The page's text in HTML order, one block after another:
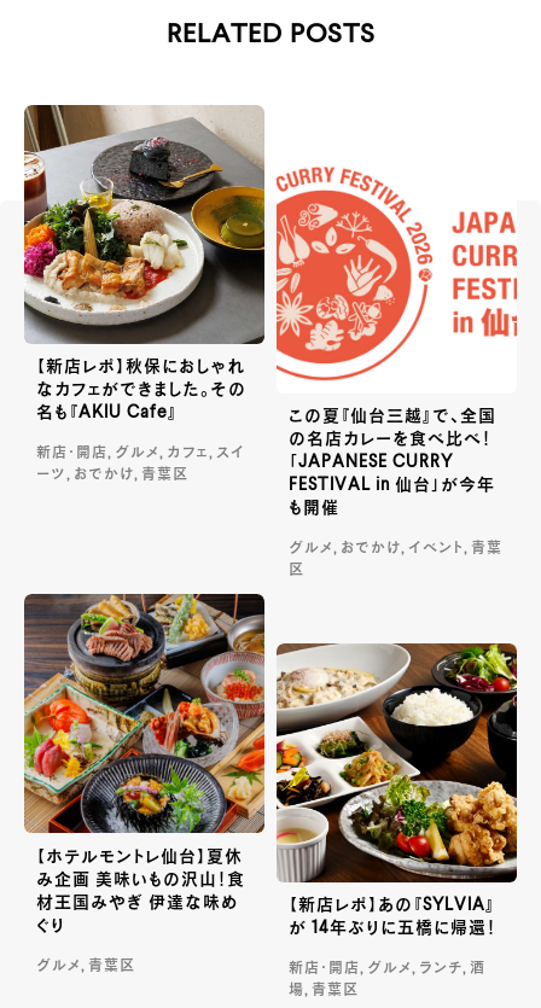
RELATED POSTS
【新店レポ】秋保におしゃれ
なカフェができました。その
名も『AKIU Cafe』
新店・開店, グルメ, カフェ, スイ
ーツ, おでかけ, 青葉区
この夏『仙台三越』で、全国
の名店カレーを食べ比べ！
「JAPANESE CURRY
FESTIVAL in 仙台」が今年
も開催
グルメ, おでかけ, イベント, 青葉
区
【ホテルモントレ仙台】夏休
み企画 美味いもの沢山！食
材王国みやぎ 伊達な味め
ぐり
グルメ, 青葉区
【新店レポ】あの『SYLVIA』
が 14年ぶりに五橋に帰還！
新店・開店, グルメ, ランチ, 酒
場, 青葉区